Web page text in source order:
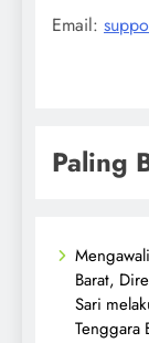
Email:
Paling
Barat,
Sari
Tenggara